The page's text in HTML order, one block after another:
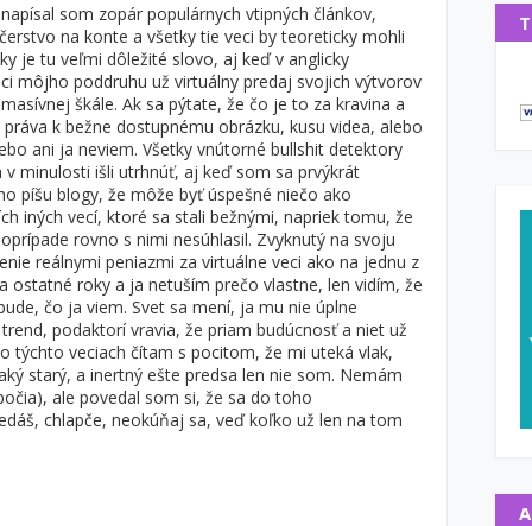
som zopár populárnych vtipných článkov,
na konte a všetky tie veci by teoreticky mohli
je tu veľmi dôležité slovo, aj keď v anglicky
môjho poddruhu už virtuálny predaj svojich výtvorov
škále. Ak sa pýtate, že čo je to za kravina a
k bežne dostupnému obrázku, kusu videa, alebo
ani ja neviem. Všetky vnútorné bullshit detektory
minulosti išli utrhnúť, aj keď som sa prvýkrát
píšu blogy, že môže byť úspešné niečo ako
iných vecí, ktoré sa stali bežnými, napriek tomu, že
rovno s nimi nesúhlasil. Zvyknutý na svoju
reálnymi peniazmi za virtuálne veci ako na jednu z
ostatné roky a ja netuším prečo vlastne, len vidím, že
čo ja viem. Svet sa mení, ja mu nie úplne
podaktorí vravia, že priam budúcnosť a niet už
týchto veciach čítam s pocitom, že mi uteká vlak,
starý, a inertný ešte predsa len nie som. Nemám
ale povedal som si, že sa do toho
chlapče, neokúňaj sa, veď koľko už len na tom